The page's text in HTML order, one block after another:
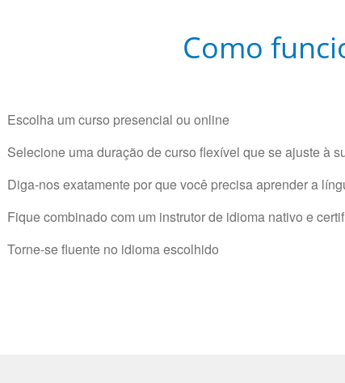
Como
Escolha um curso presencial ou online
Selecione uma duração de curso flexível que se ajuste à
Diga-nos exatamente por que você precisa aprender a
Fique combinado com um instrutor de idioma nativo e
Torne-se fluente no idioma escolhido